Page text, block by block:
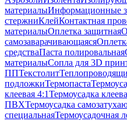
материалыИнформационные
стержниКлейКонтактная
материалыОплетка защитная
самозаварачивающаяся
средстваПаста полировальная
материалыСопла для 3D
ППТекстолит
подложкиТермопаста
клеевая 4:1Термоусадка
ПВХТермоусадка
специальнаяТермоусадочная